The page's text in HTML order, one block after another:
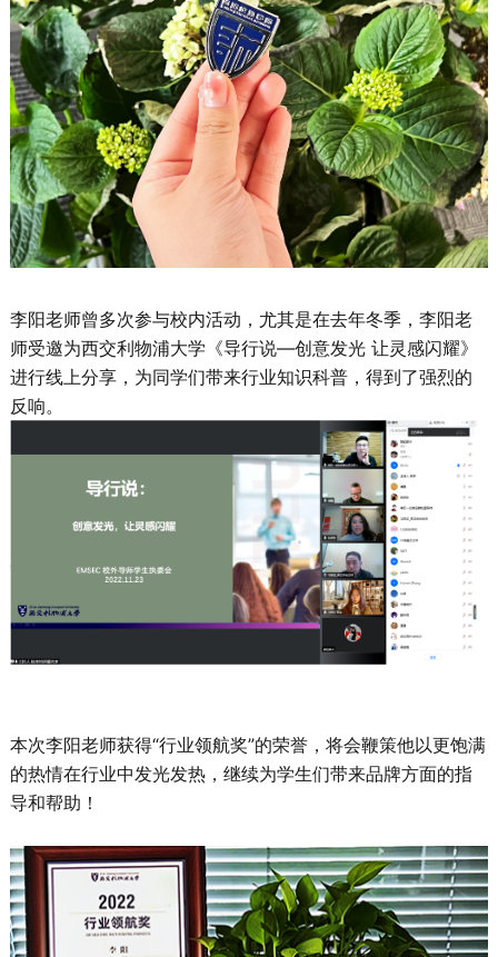
李阳老师曾多次参与校内活动，尤其是在去年冬季，李阳老
师受邀为西交利物浦大学《导行说—创意发光 让灵感闪耀》
进行线上分享，为同学们带来行业知识科普，得到了强烈的
反响。
本次李阳老师获得“行业领航奖”的荣誉，将会鞭策他以更饱满
的热情在行业中发光发热，继续为学生们带来品牌方面的指
导和帮助！